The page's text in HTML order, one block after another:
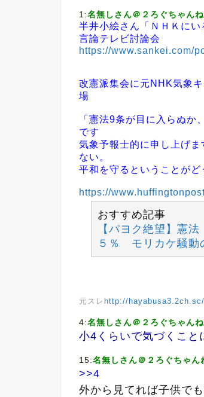
1:名無しさん＠２ろぐちゃん
半井小絵さん「ＮＨＫにい
言論テレビ討論会
https://www.sankei.com/
改憲派集会に元NHK気象
場
「憲法9条が目に入らぬか
です
気象予報士的に申し上げ
ない。
平和を守るということがど
https://
おすすめ記事
【パヨク絶望】憲
５％ モリカケ騒動
元スレ http://
4:名無しさん＠２ろぐちゃん
小4くらいで気づくこと
15:名無しさん＠２ろぐちゃん
>>4
外から見てれば子供で